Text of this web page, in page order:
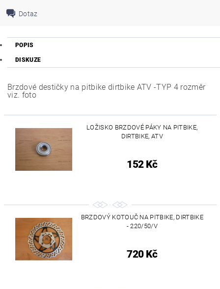
Dotaz
POPIS
DISKUZE
Brzdové destičky na pitbike dirtbike ATV -TYP 4 rozměr
viz. foto
LOŽISKO BRZDOVÉ PÁKY NA PITBIKE,
DIRTBIKE, ATV
152 Kč
BRZDOVÝ KOTOUČ NA PITBIKE, DIRTBIKE
- 220/50/V
720 Kč